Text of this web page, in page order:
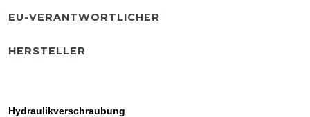
EU-VERANTWORTLICHER
HERSTELLER
Hydraulikverschraubung